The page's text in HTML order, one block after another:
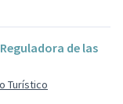
de las
Turístico